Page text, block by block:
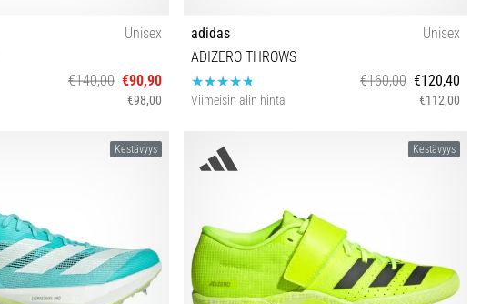
Unisex
€140,00 €90,90
€98,00
adidas
Unisex
ADIZERO THROWS
€160,00 €120,40
Viimeisin alin hinta €112,00
Kestävyys Kestävyys